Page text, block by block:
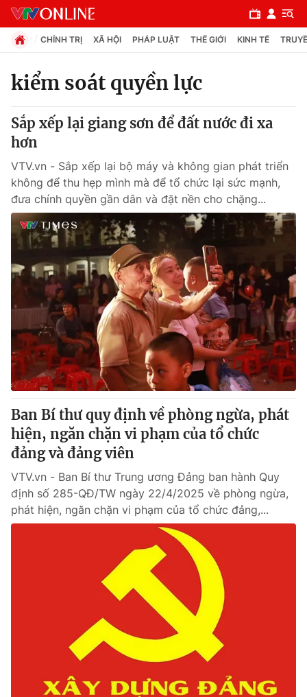
Chuyên mục
Chính trị
Xã hội
Pháp luật
Thế giới
Tin tức
Thế giới đó đây
Câu chuyện quốc tế
Kinh tế
Tài chính
Thị trường
Góc doanh nghiệp
Dữ liệu và đời sống
Truyền hình
Phim VTV
Hậu trường
Nhân vật
Khán giả
Giải trí
Điện ảnh
Âm nhạc
Đời sống
Du lịch
Chất lượng cuộc sống
Hitech Công nghệ tương lai
Tư vấn
Giao lưu trực tuyến
Lịch phát sóng
CHÍNH TRỊ XÃ HỘI PHÁP LUẬT THẾ GIỚI KINH TẾ
kiểm soát quyền lực
Sắp xếp lại giang sơn để đất nước đi xa
hơn
VTV.vn - Sắp xếp lại bộ máy và không gian phát triển
không để thu hẹp mình mà để tổ chức lại sức mạnh,
đưa chính quyền gần dân và đặt nền cho chặng...
Ban Bí thư quy định về phòng ngừa, phát
hiện, ngăn chặn vi phạm của tổ chức
đảng và đảng viên
VTV.vn - Ban Bí thư Trung ương Đảng ban hành Quy
định số 285-QĐ/TW ngày 22/4/2025 về phòng ngừa,
phát hiện, ngăn chặn vi phạm của tổ chức đảng,...